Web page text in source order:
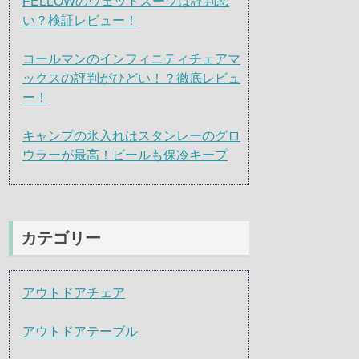
い？検証レビュー！
コールマンのインフィニティチェアマ
ックスの評判がひどい！？徹底レビュ
ー！
キャンプの氷入れはスタンレーのグロ
ウラーが最高！ビールも保冷キープ
カテゴリー
アウトドアチェア
アウトドアテーブル